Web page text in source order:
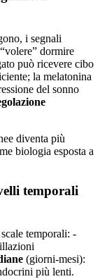
i segnali
dormire
può ricevere cibo
la melatonina
del sonno
diventa più
biologia esposta a
temporali
temporali: -
(giorni-mesi):
più lenti.